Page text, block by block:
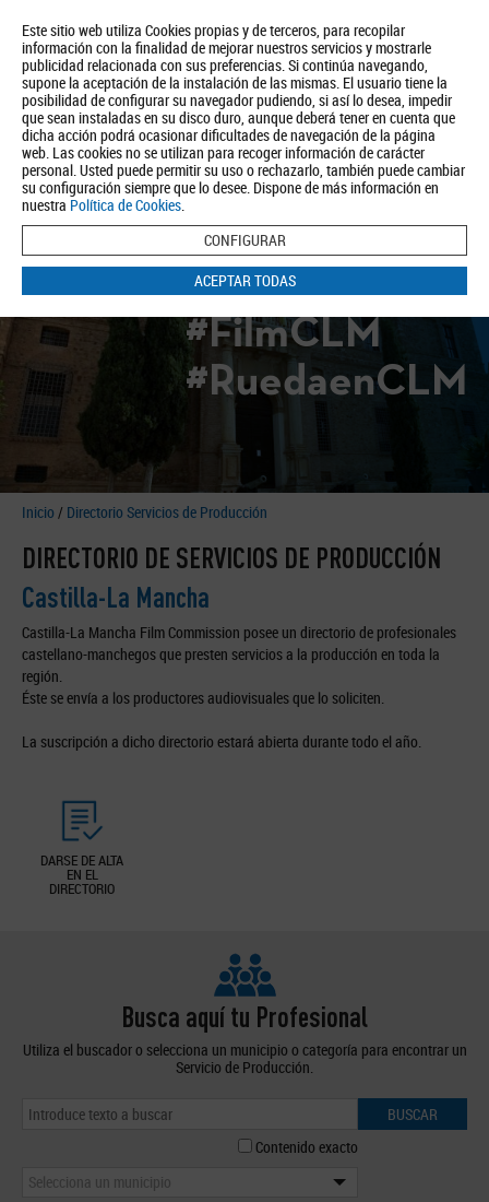
Este sitio web utiliza Cookies propias y de terceros, para recopilar
información con la finalidad de mejorar nuestros servicios y mostrarle
publicidad relacionada con sus preferencias. Si continúa navegando,
supone la aceptación de la instalación de las mismas. El usuario tiene la
posibilidad de configurar su navegador pudiendo, si así lo desea, impedir
que sean instaladas en su disco duro, aunque deberá tener en cuenta que
dicha acción podrá ocasionar dificultades de navegación de la página
web. Las cookies no se utilizan para recoger información de carácter
personal. Usted puede permitir su uso o rechazarlo, también puede cambiar
su configuración siempre que lo desee. Dispone de más información en
nuestra Política de Cookies.
CONFIGURAR
ACEPTAR TODAS
Quiénes somos Turismo Política de Privacidad Aviso Legal
Política de Cookies
BUSCAR
#FilmCLM
#RuedaenCLM
Inicio / Directorio Servicios de Producción
DIRECTORIO DE SERVICIOS DE PRODUCCIÓN
Castilla-La Mancha
Castilla-La Mancha Film Commission posee un directorio de profesionales
castellano-manchegos que presten servicios a la producción en toda la
región.
Éste se envía a los productores audiovisuales que lo soliciten.
La suscripción a dicho directorio estará abierta durante todo el año.
DARSE DE ALTA
EN EL
DIRECTORIO
Busca aquí tu Profesional
Utiliza el buscador o selecciona un municipio o categoría para encontrar un
Servicio de Producción.
BUSCAR
Contenido exacto
Selecciona un municipio